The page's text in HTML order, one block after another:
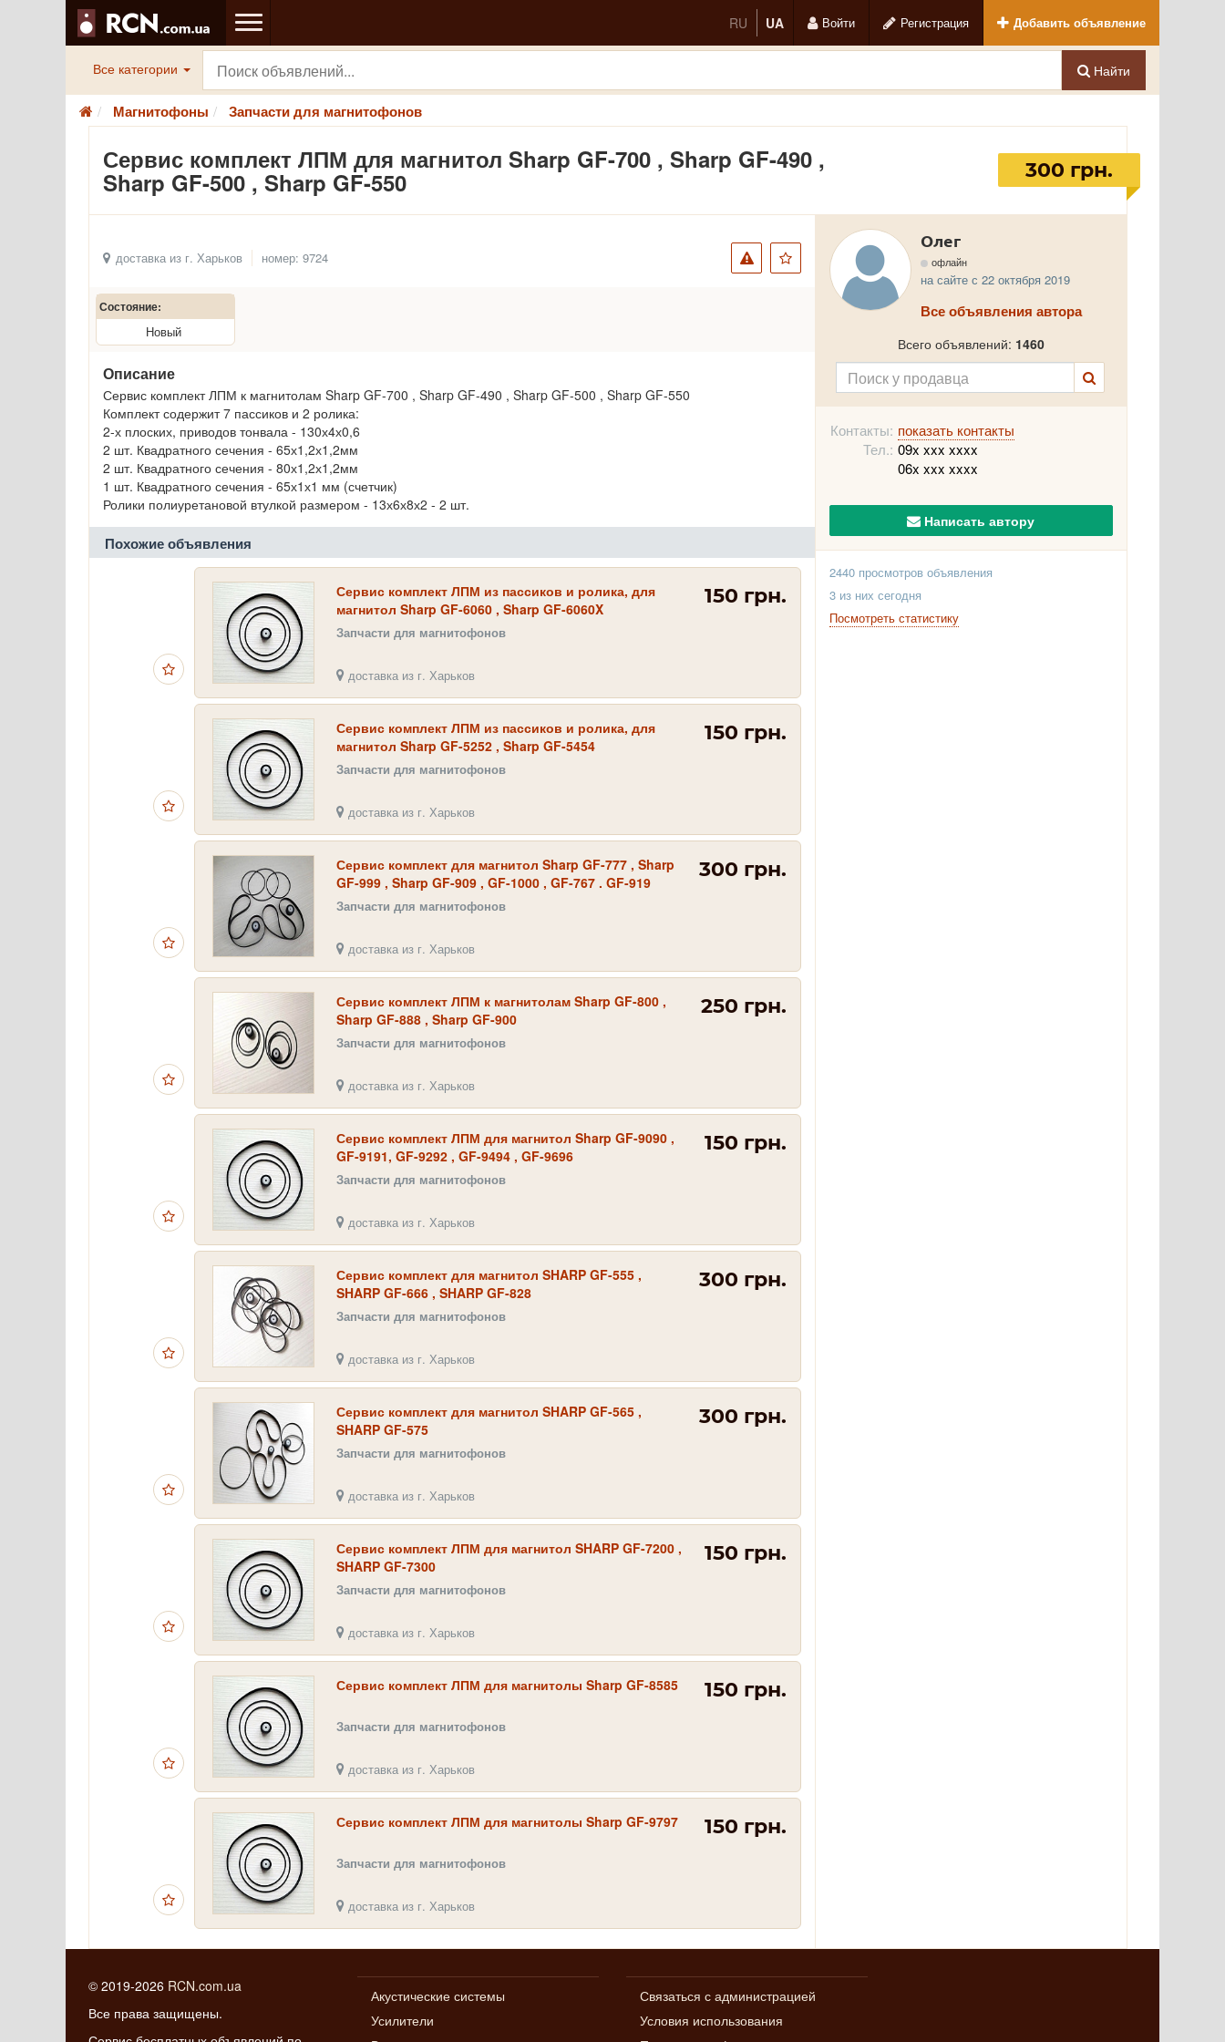
RU UA Войти Регистрация Добавить объявление
Все категории Найти
Магнитофоны Запчасти для магнитофонов
Сервис комплект ЛПМ для магнитол Sharp GF-700 , Sharp GF-490 ,
Sharp GF-500 , Sharp GF-550 300 грн.
доставка из г. Харьков номер: 9724
Состояние:
Новый
Описание
Сервис комплект ЛПМ к магнитолам Sharp GF-700 , Sharp GF-490 , Sharp GF-500 , Sharp GF-550
Комплект содержит 7 пассиков и 2 ролика:
2-х плоских, приводов тонвала - 130х4х0,6
2 шт. Квадратного сечения - 65х1,2х1,2мм
2 шт. Квадратного сечения - 80х1,2х1,2мм
1 шт. Квадратного сечения - 65х1х1 мм (счетчик)
Ролики полиуретановой втулкой размером - 13х6х8х2 - 2 шт.
Похожие объявления
Сервис комплект ЛПМ из пассиков и ролика, для
магнитол Sharp GF-6060 , Sharp GF-6060X
Запчасти для магнитофонов
доставка из г. Харьков
150 грн.
Сервис комплект ЛПМ из пассиков и ролика, для
магнитол Sharp GF-5252 , Sharp GF-5454
Запчасти для магнитофонов
доставка из г. Харьков
150 грн.
Сервис комплект для магнитол Sharp GF-777 , Sharp
GF-999 , Sharp GF-909 , GF-1000 , GF-767 . GF-919
Запчасти для магнитофонов
доставка из г. Харьков
300 грн.
Сервис комплект ЛПМ к магнитолам Sharp GF-800 ,
Sharp GF-888 , Sharp GF-900
Запчасти для магнитофонов
доставка из г. Харьков
250 грн.
Сервис комплект ЛПМ для магнитол Sharp GF-9090 ,
GF-9191, GF-9292 , GF-9494 , GF-9696
Запчасти для магнитофонов
доставка из г. Харьков
150 грн.
Сервис комплект для магнитол SHARP GF-555 ,
SHARP GF-666 , SHARP GF-828
Запчасти для магнитофонов
доставка из г. Харьков
300 грн.
Сервис комплект для магнитол SHARP GF-565 ,
SHARP GF-575
Запчасти для магнитофонов
доставка из г. Харьков
300 грн.
Сервис комплект ЛПМ для магнитол SHARP GF-7200 ,
SHARP GF-7300
Запчасти для магнитофонов
доставка из г. Харьков
150 грн.
Сервис комплект ЛПМ для магнитолы Sharp GF-8585
Запчасти для магнитофонов
доставка из г. Харьков
150 грн.
Сервис комплект ЛПМ для магнитолы Sharp GF-9797
Запчасти для магнитофонов
доставка из г. Харьков
150 грн.
Олег
офлайн
на сайте с 22 октября 2019
Все объявления автора
Всего объявлений: 1460
Контакты: показать контакты
Тел.: 09x xxx xxxx
06x xxx xxxx
Написать автору
2440 просмотров объявления
3 из них сегодня
Посмотреть статистику
© 2019-2026 RCN.com.ua
Все права защищены.
Акустические системы
Усилители
Связаться с администрацией
Условия использования